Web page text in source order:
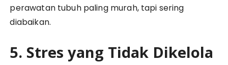
perawatan tubuh paling murah, tapi sering
diabaikan.
5. Stres yang Tidak Dikelola